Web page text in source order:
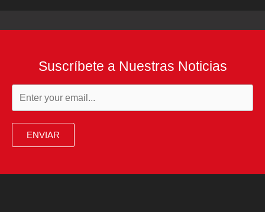
Suscríbete a Nuestras Noticias
ENVIAR